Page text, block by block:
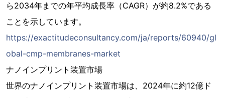
ら2034年までの年平均成長率（CAGR）が約8.2%である
ことを示しています。
https://exactitudeconsultancy.com/ja/reports/60940/gl
obal-cmp-membranes-market
ナノインプリント装置市場
世界のナノインプリント装置市場は、2024年に約12億ド